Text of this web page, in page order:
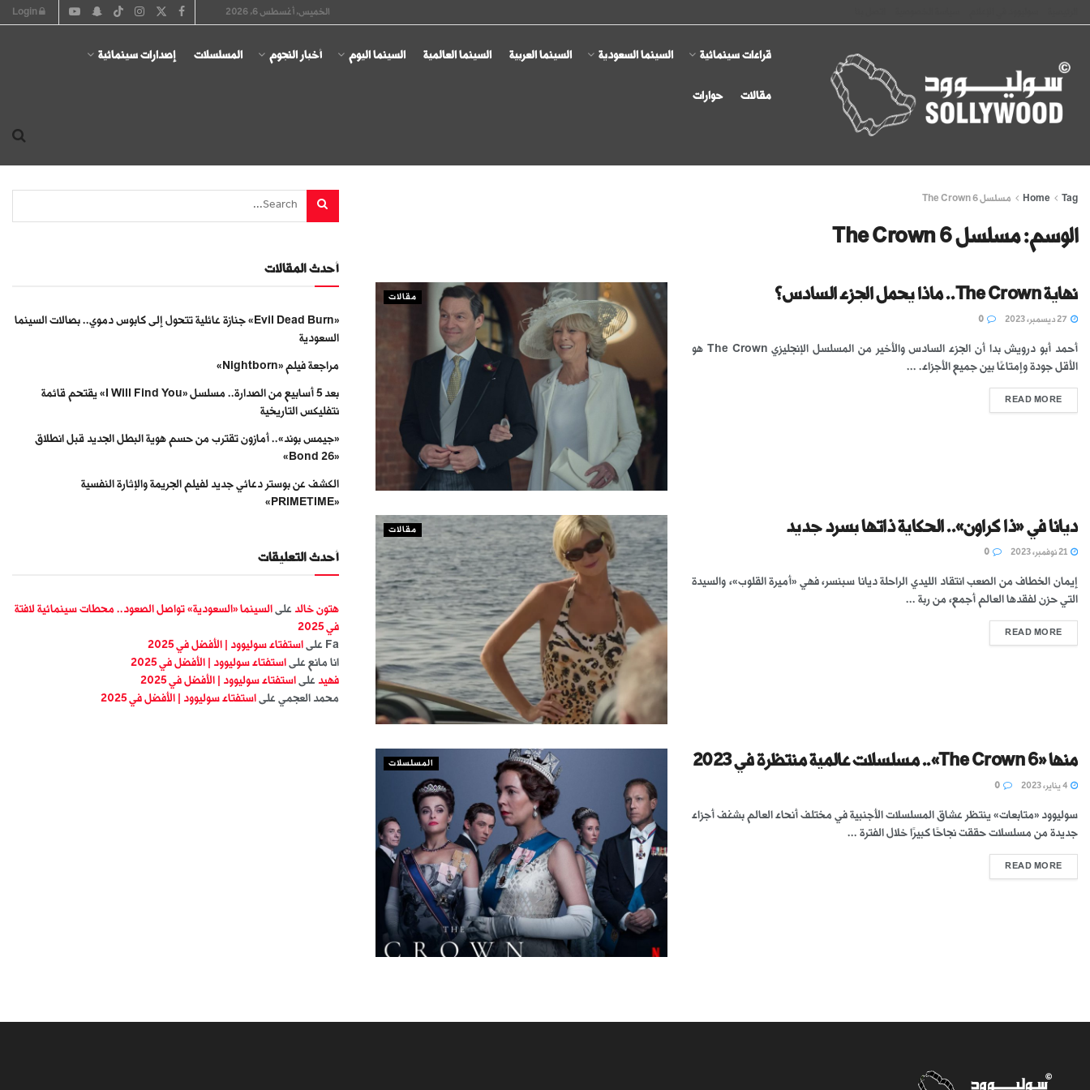
الخميس, أغسطس 6, 2026
قراءات سينمائية السينما السعودية السينما العربية السينما العالمية السينما اليوم أخبار النجوم المسلسلات إصدارات سينمائية
مقالات حوارات
Home Tag مسلسل The Crown 6
الوسم:مسلسل The Crown 6
مقالات نهاية The Crown.. ماذا يحمل الجزء السادس؟
أحمد أبو درويش بدا أن الجزء السادس والأخير من المسلسل الإنجليزي The Crown هو
الأقل جودة وإمتاعًا بين جميع الأجزاء. ...
READ MORE
مقالات ديانا في «ذا كراون».. الحكاية ذاتها بسرد جديد
إيمان الخطاف من الصعب انتقاد الليدي الراحلة ديانا سبنسر، فهي «أميرة القلوب»، والسيدة
التي حزن لفقدها العالم أجمع، من ربة ...
READ MORE
المسلسلات منها «The Crown 6».. مسلسلات عالمية منتظرة في 2023
سوليوود «متابعات» ينتظر عشاق المسلسلات الأجنبية في مختلف أنحاء العالم بشغف أجزاء
جديدة من مسلسلات حققت نجاحًا كبيرًا خلال الفترة ...
READ MORE
أحدث المقالات
«Evil Dead Burn» جنازة عائلية تتحول إلى كابوس دموي.. بصالات السينما
السعودية
مراجعة فيلم «Nightborn»
بعد 5 أسابيع من الصدارة.. مسلسل «I Will Find You» يقتحم قائمة
نتفليكس التاريخية
«جيمس بوند».. أمازون تقترب من حسم هوية البطل الجديد قبل انطلاق
«Bond 26»
الكشف عن بوستر دعائي جديد لفيلم الجريمة والإثارة النفسية
«PRIMETIME»
أحدث التعليقات
هتون خالد على السينما «السعودية» تواصل الصعود.. محطات سينمائية لافتة
في 2025
Fa على استفتاء سوليوود | الأفضل في 2025
انا مانع على استفتاء سوليوود | الأفضل في 2025
فهيد على استفتاء سوليوود | الأفضل في 2025
محمد العجمي على استفتاء سوليوود | الأفضل في 2025